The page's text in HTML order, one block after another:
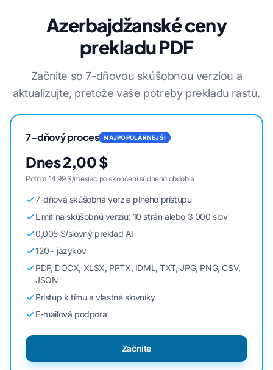
Azerbajdžanské ceny
prekladu PDF
Začnite so 7-dňovou skúšobnou verziou a
aktualizujte, pretože vaše potreby prekladu rastú.
7-dňový proces NAJPOPULÁRNEJŠÍ
Dnes 2,00 $
Potom 14,99 $/mesiac po skončení súdneho obdobia
7-dňová skúšobná verzia plného prístupu
Limit na skúšobnú verziu: 10 strán alebo 3 000 slov
0,005 $/slovný preklad AI
120+ jazykov
PDF, DOCX, XLSX, PPTX, IDML, TXT, JPG, PNG, CSV,
JSON
Prístup k tímu a vlastné slovníky
E-mailová podpora
Začnite